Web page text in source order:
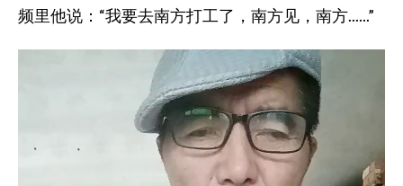
频里他说：“我要去南方打工了，南方见，南方......”